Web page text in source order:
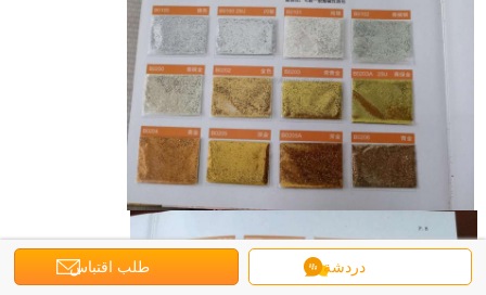
دردشة طلب اقتباس